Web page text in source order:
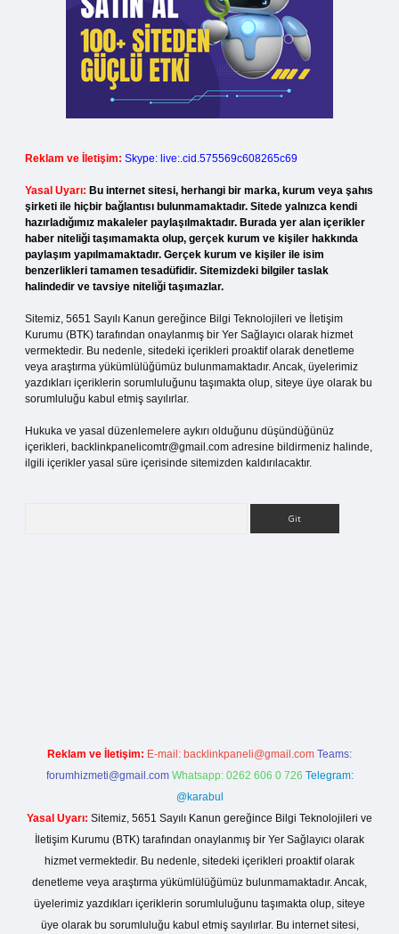
Reklam ve İletişim: Skype: live:.cid.575569c608265c69
Yasal Uyarı: Bu internet sitesi, herhangi bir marka, kurum veya şahıs
şirketi ile hiçbir bağlantısı bulunmamaktadır. Sitede yalnızca kendi
hazırladığımız makaleler paylaşılmaktadır. Burada yer alan içerikler
haber niteliği taşımamakta olup, gerçek kurum ve kişiler hakkında
paylaşım yapılmamaktadır. Gerçek kurum ve kişiler ile isim
benzerlikleri tamamen tesadüfidir. Sitemizdeki bilgiler taslak
halindedir ve tavsiye niteliği taşımazlar.
Sitemiz, 5651 Sayılı Kanun gereğince Bilgi Teknolojileri ve İletişim
Kurumu (BTK) tarafından onaylanmış bir Yer Sağlayıcı olarak hizmet
vermektedir. Bu nedenle, sitedeki içerikleri proaktif olarak denetleme
veya araştırma yükümlülüğümüz bulunmamaktadır. Ancak, üyelerimiz
yazdıkları içeriklerin sorumluluğunu taşımakta olup, siteye üye olarak bu
sorumluluğu kabul etmiş sayılırlar.
Hukuka ve yasal düzenlemelere aykırı olduğunu düşündüğünüz
içerikleri, backlinkpanelicomtr@gmail.com adresine bildirmeniz halinde,
ilgili içerikler yasal süre içerisinde sitemizden kaldırılacaktır.
Reklam ve İletişim: E-mail: backlinkpaneli@gmail.com Teams:
forumhizmeti@gmail.com Whatsapp: 0262 606 0 726 Telegram:
@karabul
Yasal Uyarı: Sitemiz, 5651 Sayılı Kanun gereğince Bilgi Teknolojileri ve
İletişim Kurumu (BTK) tarafından onaylanmış bir Yer Sağlayıcı olarak
hizmet vermektedir. Bu nedenle, sitedeki içerikleri proaktif olarak
denetleme veya araştırma yükümlülüğümüz bulunmamaktadır. Ancak,
üyelerimiz yazdıkları içeriklerin sorumluluğunu taşımakta olup, siteye
üye olarak bu sorumluluğu kabul etmiş sayılırlar. Bu internet sitesi,